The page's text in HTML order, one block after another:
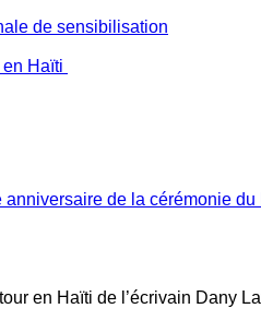
de sensibilisation
Haïti
de la cérémonie
en Haïti de l’écrivain Dany